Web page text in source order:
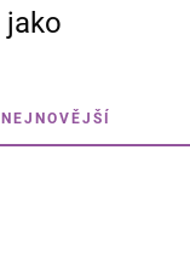
jako
NEJNOVĚJŠÍ